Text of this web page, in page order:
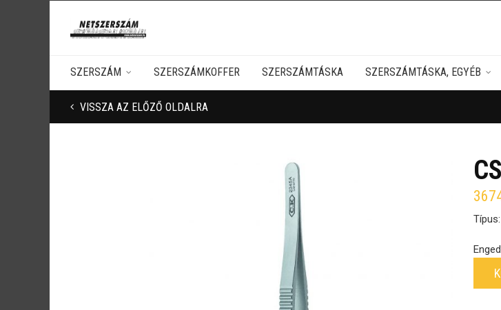
SZERSZÁM SZERSZÁMKOFFER SZERSZÁMTÁSKA SZERSZÁMTÁSKA, EGYÉB
VISSZA AZ ELŐZŐ OLDALRA